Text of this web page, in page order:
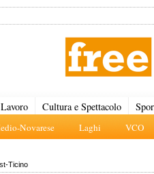
Novarese Laghi VCO
Cultura e Spettacolo
Ticino